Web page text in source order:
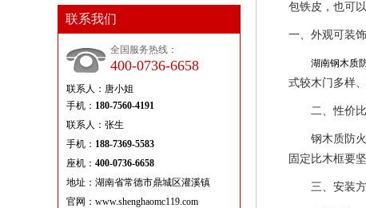
联系我们
全国服务热线：
400-0736-6658
联系人：唐小姐
手机： 180-7560-4191
联系人：张生
手机： 188-7369-5583
座机： 400-0736-6658
地址：湖南省常德市鼎城区灌溪镇
官网：www.shenghaomc119.com
包铁皮，也可
一、外观可装
湖南钢木质
式较木门多样、
二、性价比
钢木质防火
固定比木框要
三、安装方